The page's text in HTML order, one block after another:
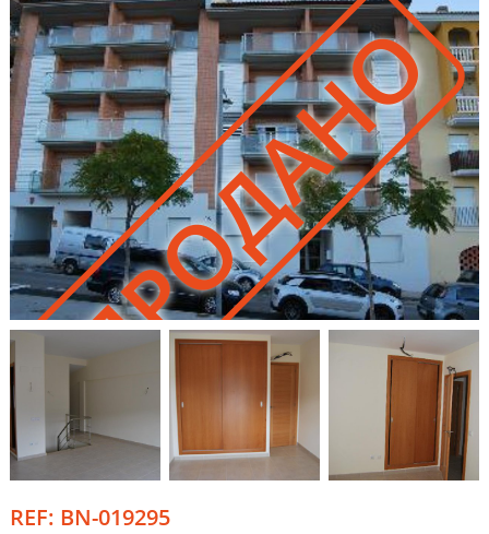
ПРОДАНО
REF: BN-019295